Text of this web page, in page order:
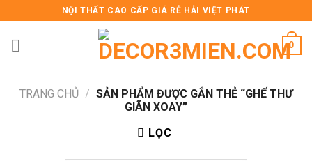
to
content
NỘI THẤT CAO CẤP GIÁ RẺ HẢI VIỆT PHÁT
0
TRANG CHỦ / SẢN PHẨM ĐƯỢC GẮN THẺ “GHẾ THƯ
GIÃN XOAY”
LỌC